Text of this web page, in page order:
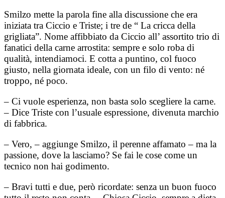
Smilzo mette la parola fine alla discussione che era
iniziata tra Ciccio e Triste; i tre de “ La cricca della
grigliata”. Nome affibbiato da Ciccio all’ assortito trio di
fanatici della carne arrostita: sempre e solo roba di
qualità, intendiamoci. E cotta a puntino, col fuoco
giusto, nella giornata ideale, con un filo di vento: né
troppo, né poco.
– Ci vuole esperienza, non basta solo scegliere la carne.
– Dice Triste con l’usuale espressione, divenuta marchio
di fabbrica.
– Vero, – aggiunge Smilzo, il perenne affamato – ma la
passione, dove la lasciamo? Se fai le cose come un
tecnico non hai godimento.
– Bravi tutti e due, però ricordate: senza un buon fuoco